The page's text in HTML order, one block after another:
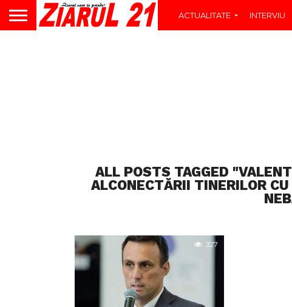
ACTUALITATE INTERVIU
ALL POSTS TAGGED
ALCONECTĂRII TINERILOR
327